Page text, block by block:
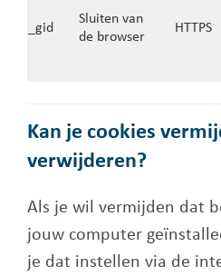
_gid
Sluiten van
de browser
HTTPS
Kan je cookies
verwijderen?
Als je wil vermijden dat
jouw computer
je dat instellen via de